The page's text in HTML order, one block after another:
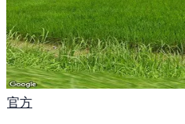
官方